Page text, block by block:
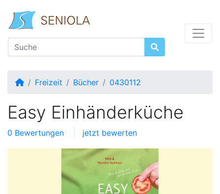
Startseite
Freizeit Bücher 0430112
Easy Einhänderküche
0 Bewertungen jetzt bewerten